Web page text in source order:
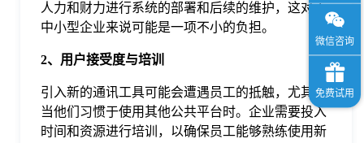
人力和财力进行系统的部署和后续的维护，这对于
中小型企业来说可能是一项不小的负担。
2、用户接受度与培训
引入新的通讯工具可能会遭遇员工的抵触，尤其是
当他们习惯于使用其他公共平台时。企业需要投入
时间和资源进行培训，以确保员工能够熟练使用新